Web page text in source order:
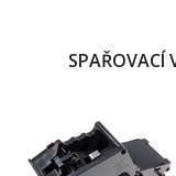
SPAŘOVACÍ